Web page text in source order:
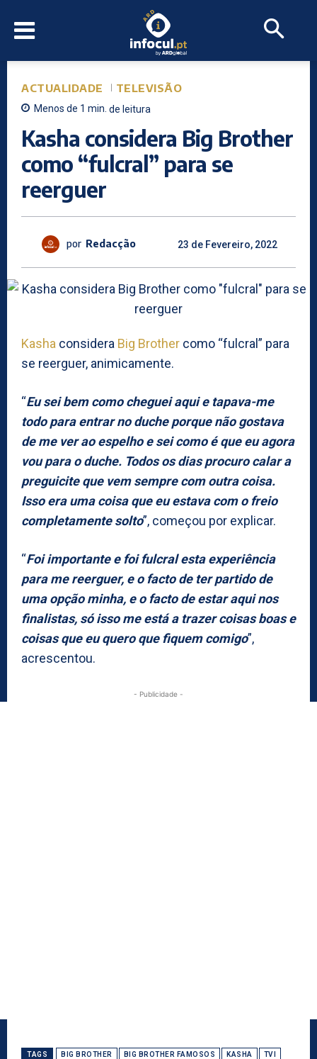
ACTUALIDADE TELEVISÃO
Menos de 1 min. de leitura
Kasha considera Big Brother
como “fulcral” para se
reerguer
por Redacção 23 de Fevereiro, 2022
Kasha considera Big Brother como “fulcral” para
se reerguer, animicamente.
“Eu sei bem como cheguei aqui e tapava-me
todo para entrar no duche porque não gostava
de me ver ao espelho e sei como é que eu agora
vou para o duche. Todos os dias procuro calar a
preguicite que vem sempre com outra coisa.
Isso era uma coisa que eu estava com o freio
completamente solto”, começou por explicar.
“Foi importante e foi fulcral esta experiência
para me reerguer, e o facto de ter partido de
uma opção minha, e o facto de estar aqui nos
finalistas, só isso me está a trazer coisas boas e
coisas que eu quero que fiquem comigo”,
acrescentou.
- Publicidade -
TAGS BIG BROTHER BIG BROTHER FAMOSOS KASHA TVI